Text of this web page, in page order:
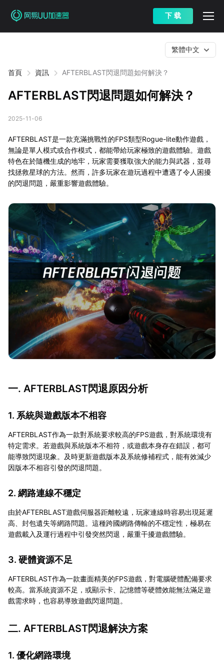
下 载
首頁 資訊 AFTERBLAST閃退問題如何解決？
繁體中文
AFTERBLAST閃退問題如何解決？
2025-11-06
AFTERBLAST是一款充滿挑戰性的FPS類型Rogue-lite動作遊戲，
無論是單人模式或合作模式，都能帶給玩家極致的遊戲體驗。遊戲
特色在於隨機生成的地牢，玩家需要獲取強大的能力與武器，並尋
找拯救星球的方法。然而，許多玩家在遊玩過程中遭遇了令人困擾
的閃退問題，嚴重影響遊戲體驗。
一. AFTERBLAST閃退原因分析
1. 系統與遊戲版本不相容
AFTERBLAST作為一款對系統要求較高的FPS遊戲，對系統環境有
特定需求。若遊戲與系統版本不相符，或遊戲本身存在錯誤，都可
能導致閃退現象。及時更新遊戲版本及系統修補程式，能有效減少
因版本不相容引發的閃退問題。
2. 網路連線不穩定
由於AFTERBLAST遊戲伺服器距離較遠，玩家連線時容易出現延遲
高、封包遺失等網路問題。這種跨國網路傳輸的不穩定性，極易在
遊戲載入及運行過程中引發突然閃退，嚴重干擾遊戲體驗。
3. 硬體資源不足
AFTERBLAST作為一款畫面精美的FPS遊戲，對電腦硬體配備要求
較高。當系統資源不足，或顯示卡、記憶體等硬體效能無法滿足遊
戲需求時，也容易導致遊戲閃退問題。
二. AFTERBLAST閃退解決方案
1. 優化網路環境